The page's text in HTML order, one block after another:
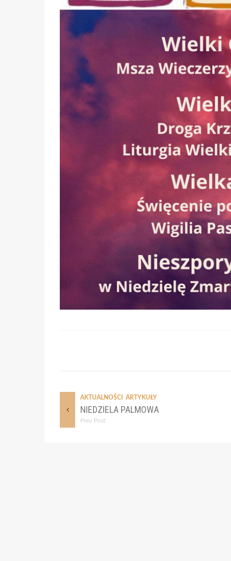
AKTUALNOŚCI ARTYKUŁY
NIEDZIELA PALMOWA
Prev Post